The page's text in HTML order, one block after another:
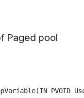
Paged pool
PVOID